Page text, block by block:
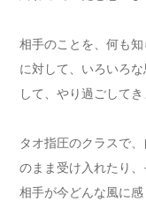
相手のことを、何も
に対して、いろいろ
して、やり過ごしてき
タオ指圧のクラスで
のまま受け入れたり、
相手が今どんな風に